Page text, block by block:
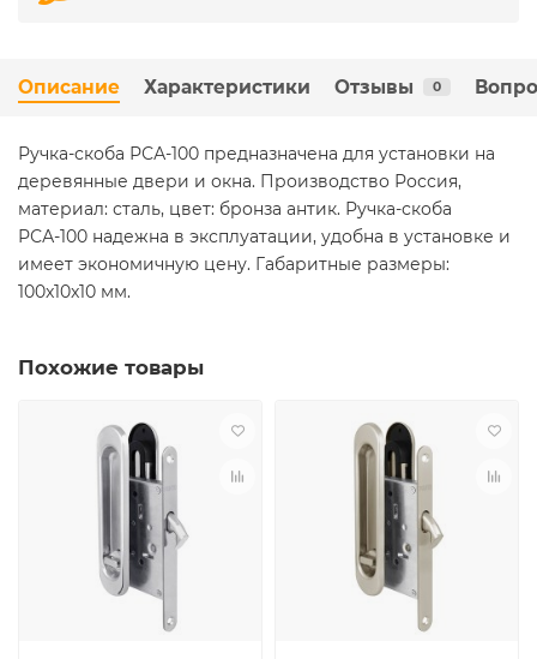
Описание Характеристики Отзывы 0
Ручка-скоба РСА-100 предназначена для установки на
деревянные двери и окна. Производство Россия,
материал: сталь, цвет: бронза антик. Ручка-скоба
РСА-100 надежна в эксплуатации, удобна в установке и
имеет экономичную цену. Габаритные размеры:
100x10x10 мм.
Похожие товары